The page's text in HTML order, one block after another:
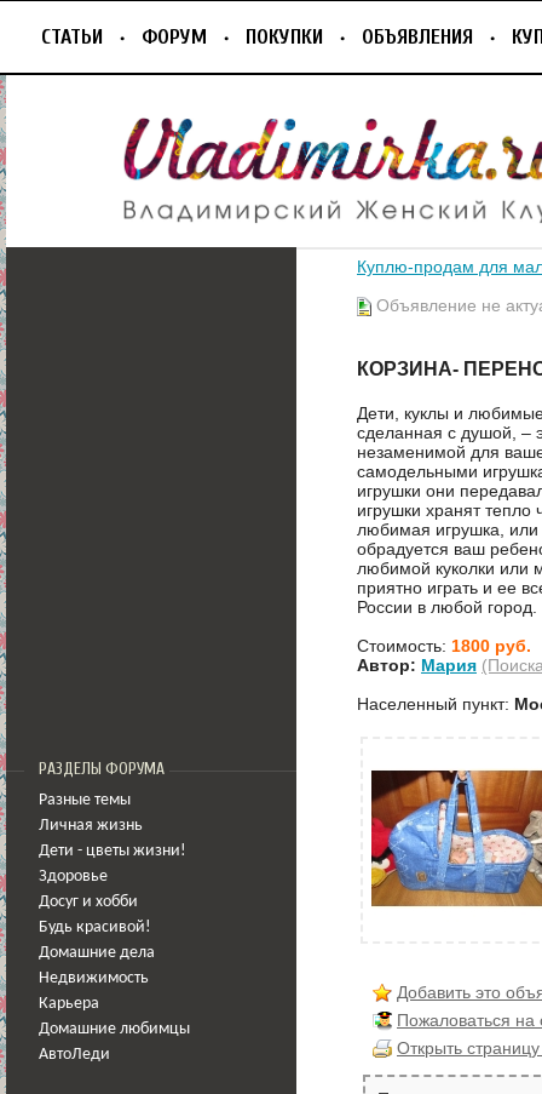
СТАТЬИ ФОРУМ ПОКУПКИ ОБЪЯВЛЕНИЯ
РАЗДЕЛЫ ФОРУМА
Разные темы
Личная жизнь
Дети - цветы жизни!
Здоровье
Досуг и хобби
Будь красивой!
Домашние дела
Недвижимость
Карьера
Домашние любимцы
АвтоЛеди
Куплю-продам для
Объявление не
КОРЗИНА-
Дети, куклы и
сделанная с душой, –
незаменимой для
самодельными
игрушки они
игрушки хранят тепло
любимая игрушка, или
обрадуется ваш
любимой куколки или
приятно играть и ее
России в любой
Стоимость: 1800 руб.
Автор: Мария
Населенный пункт:
Добавить это
Пожаловаться
Открыть